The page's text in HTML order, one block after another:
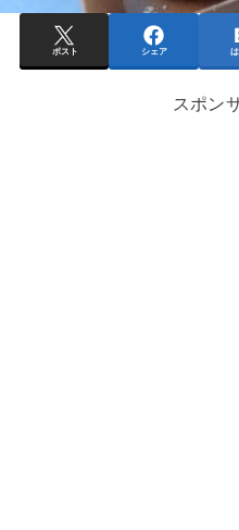
ポスト シェア
スポン